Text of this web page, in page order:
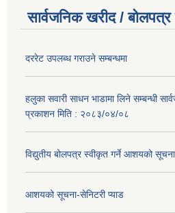
सार्वजनिक खरीद /
दररेट उपलब्ध गराउने सम्बन्धमा
हलुका सवारी साधन भाडामा लिने सम्बन्धी
प्रकाशन मिति : २०८३/०४/०८
विद्युतीय बोलपत्र स्वीकृत गर्ने आशयको
आशयको सूचना-सेनिटरी प्याड